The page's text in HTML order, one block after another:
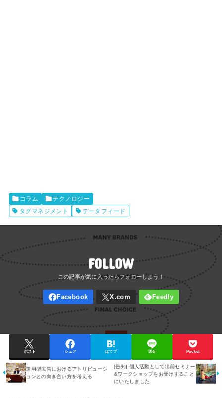
コラム
テクノロジー
タグマネジメント
データフィード
FOLLOW
ポスト シェア はてブ 送る Pocket
運用型広告におけるアトリビューシ
ョンとの向き合い方を考える
[告知] 個人活動として出前セミナー
&ワークショップをお受けすること
にいたしました